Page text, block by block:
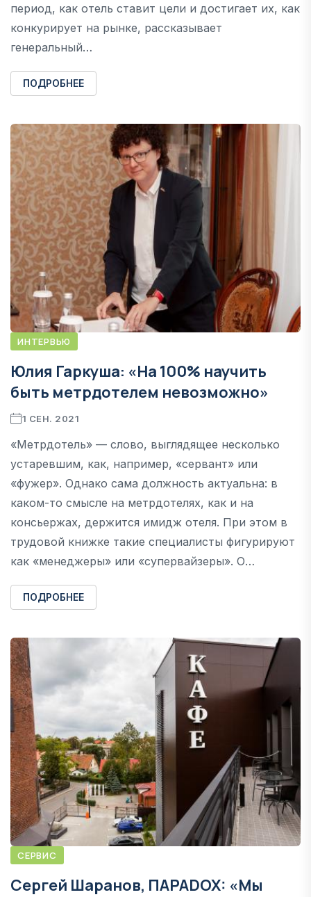
период, как отель ставит цели и достигает их, как
конкурирует на рынке, рассказывает
генеральный…
ПОДРОБНЕЕ
ИНТЕРВЬЮ
Юлия Гаркуша: «На 100% научить
быть метрдотелем невозможно»
1 СЕН. 2021
«Метрдотель» — слово, выглядящее несколько
устаревшим, как, например, «сервант» или
«фужер». Однако сама должность актуальна: в
каком-то смысле на метрдотелях, как и на
консьержах, держится имидж отеля. При этом в
трудовой книжке такие специалисты фигурируют
как «менеджеры» или «супервайзеры». О…
ПОДРОБНЕЕ
СЕРВИС
Сергей Шаранов, ПАРАDOX: «Мы